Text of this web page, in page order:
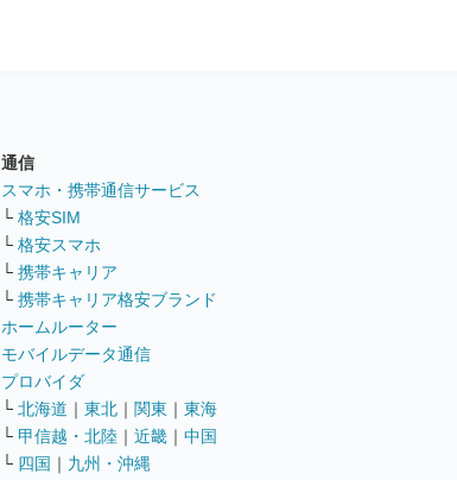
通信
スマホ・携帯通信サービス
└ 格安SIM
└ 格安スマホ
└ 携帯キャリア
└ 携帯キャリア格安ブランド
ホームルーター
モバイルデータ通信
プロバイダ
└ 北海道 ｜ 東北 ｜ 関東 ｜ 東海
└ 甲信越・北陸 ｜ 近畿 ｜ 中国
└ 四国 ｜ 九州・沖縄